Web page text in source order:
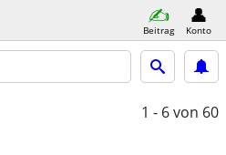
Beitrag Konto
1 - 6von 60